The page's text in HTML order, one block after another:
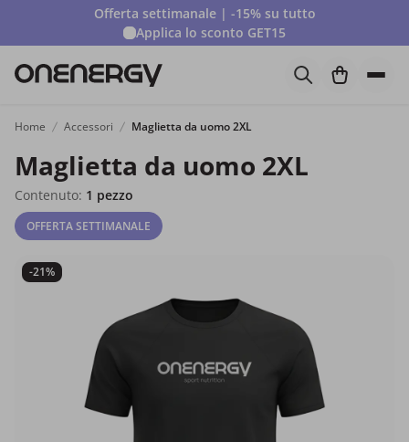
Offerta settimanale | -15% su tutto
Applica lo sconto GET15
Home Accessori Maglietta da uomo 2XL
Maglietta da uomo 2XL
Contenuto: 1 pezzo
OFFERTA SETTIMANALE
-21%